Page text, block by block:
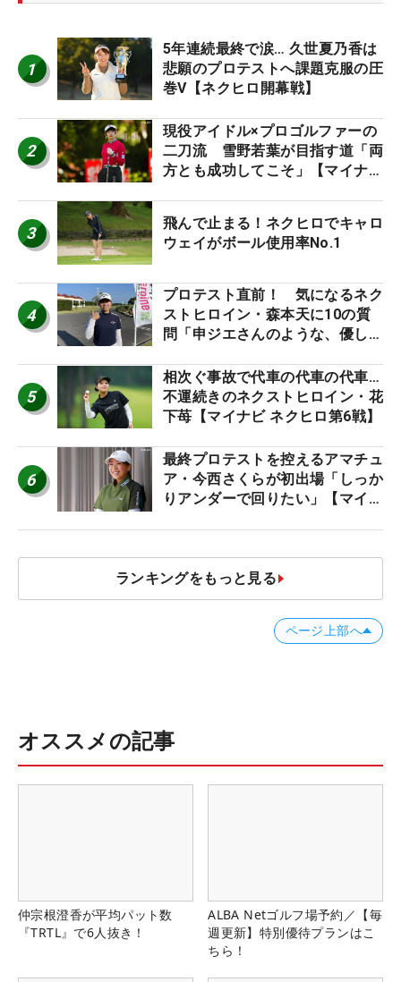
1
5年連続最終で涙… 久世夏乃香は
悲願のプロテストへ課題克服の圧
巻V【ネクヒロ開幕戦】
2
現役アイドル×プロゴルファーの
二刀流 雪野若葉が目指す道「両
方とも成功してこそ」【マイナビ
3
飛んで止まる！ネクヒロでキャロ
ウェイがボール使用率No.1
4
プロテスト直前！ 気になるネク
ストヒロイン・森本天に10の質
問「申ジエさんのような、優しく
になりたいです」
5
相次ぐ事故で代車の代車の代車…
不運続きのネクストヒロイン・花
下苺【マイナビ ネクヒロ第6戦】
6
最終プロテストを控えるアマチュ
ア・今西さくらが初出場「しっか
りアンダーで回りたい」【マイナ
ランキングをもっと見る
ページ上部へ
オススメの記事
仲宗根澄香が平均パット数
『TRTL』で6人抜き！
ALBA Netゴルフ場予約／【毎
週更新】特別優待プランはこ
ちら！